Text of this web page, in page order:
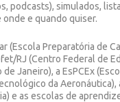
podcasts), simulados,
e quando quiser.
(Escola Preparatória de
RJ (Centro Federal de
Janeiro), a EsPCEx
da Aeronáutica),
e as escolas de